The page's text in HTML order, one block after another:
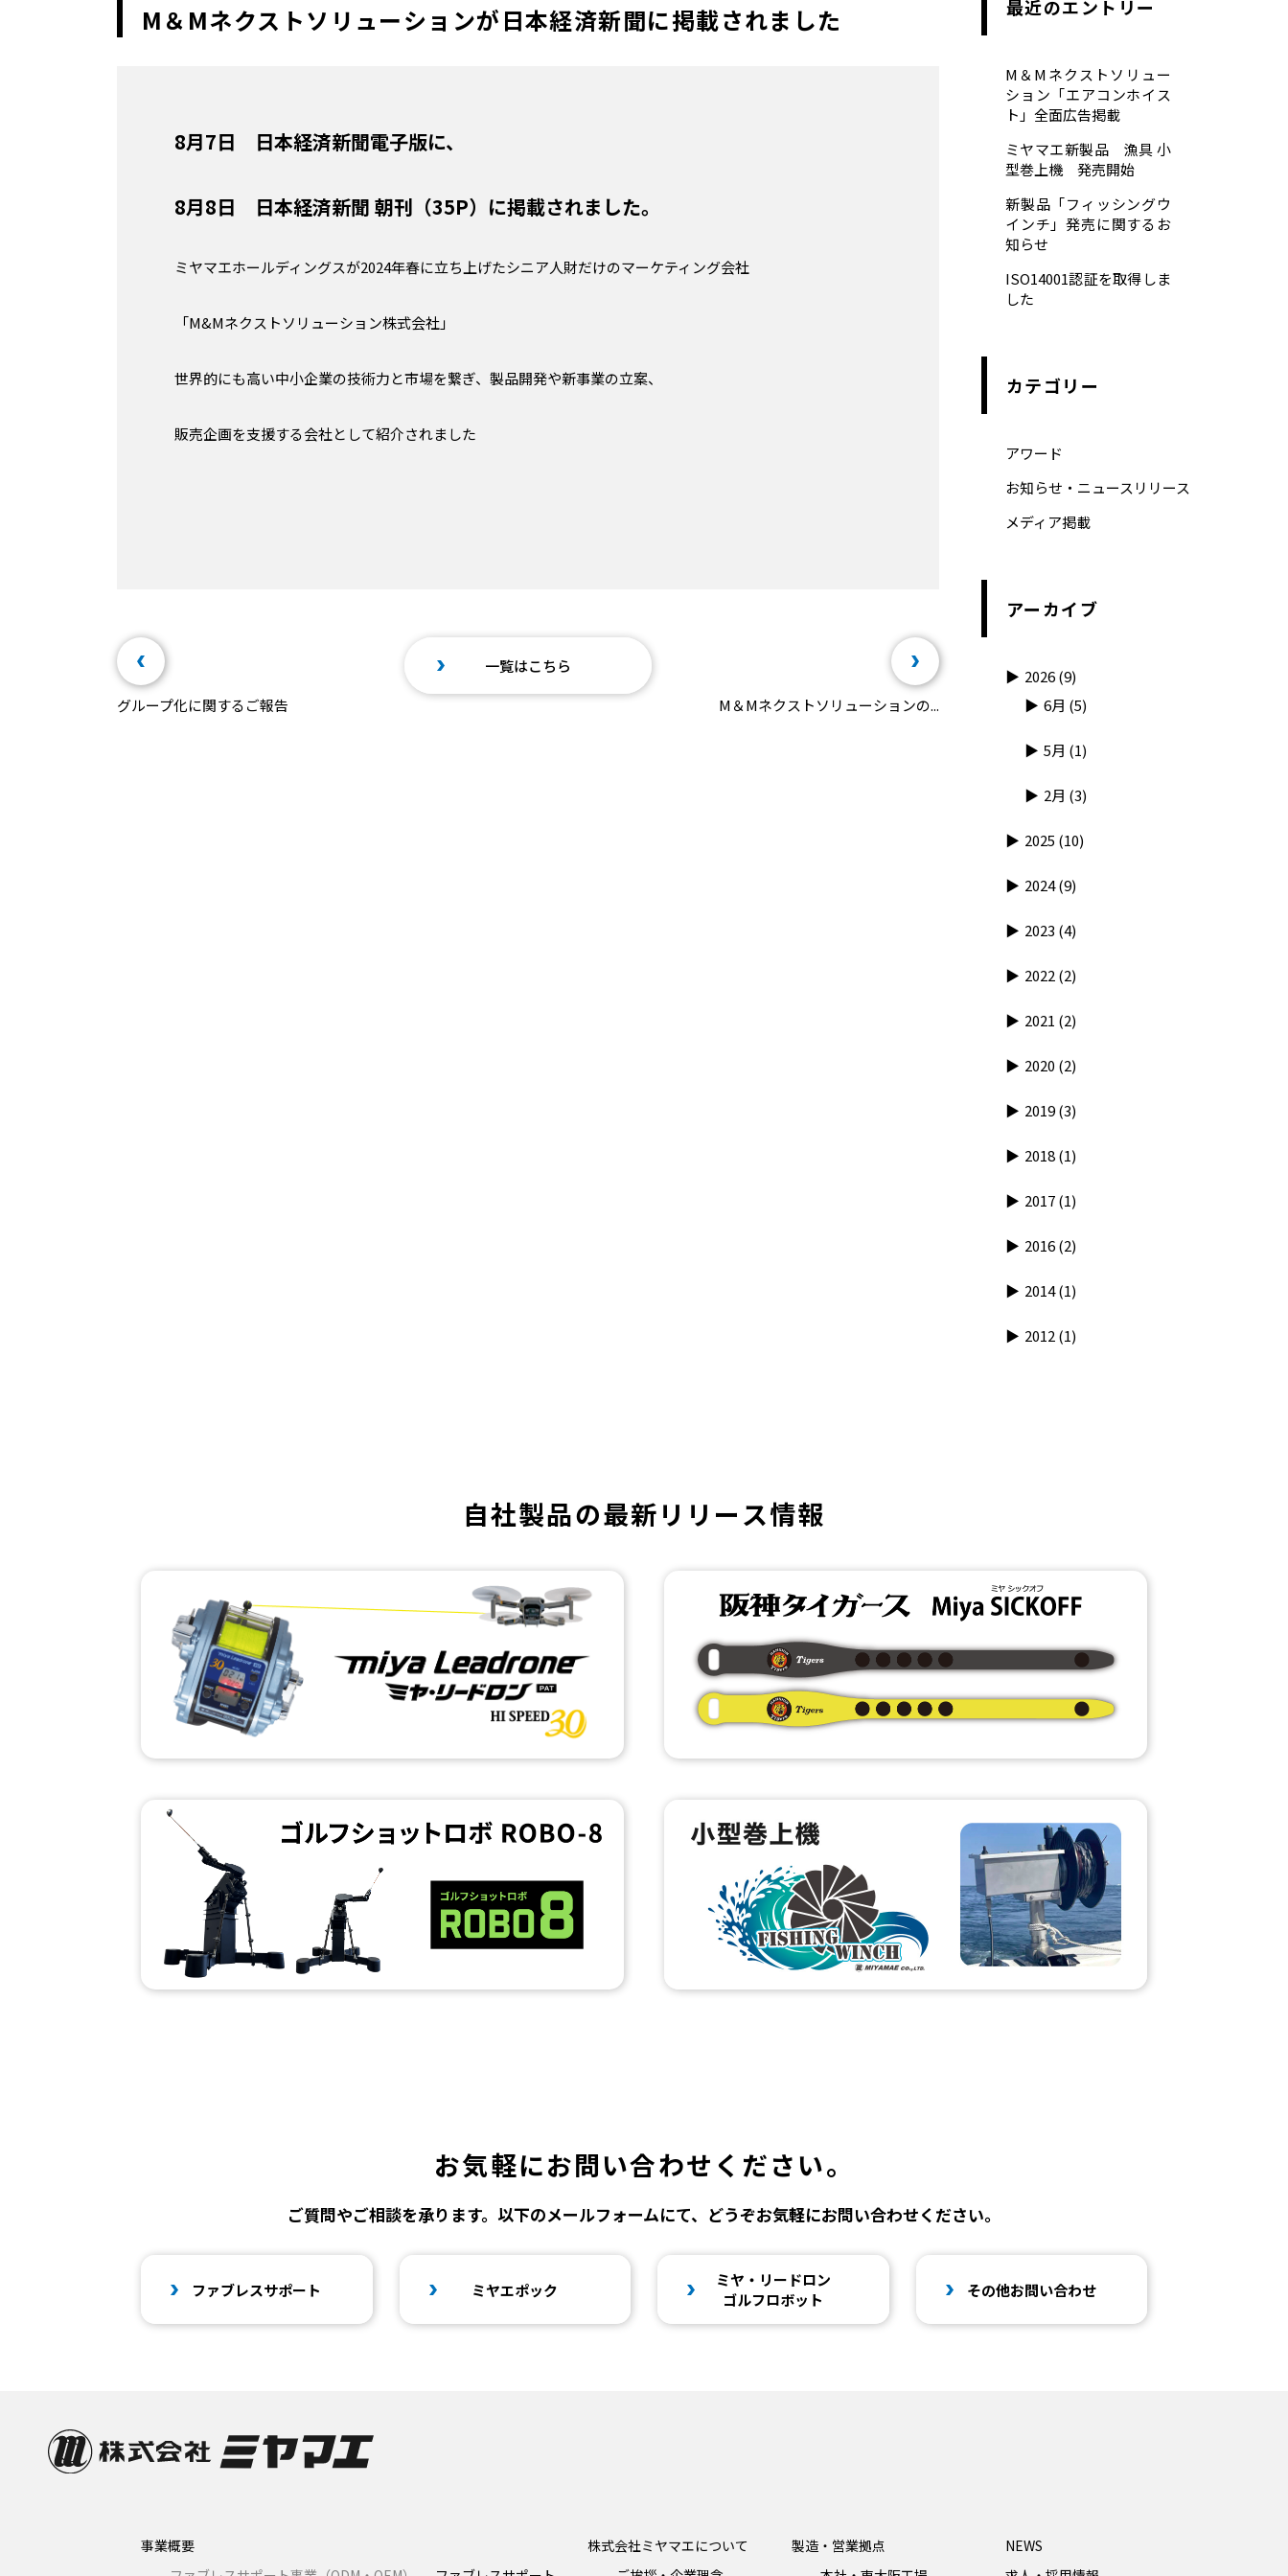
M＆Mネクストソリューションが日本経済新聞に掲載されました
8月7日 日本経済新聞電子版に、
8月8日 日本経済新聞 朝刊（35P）に掲載されました。
ミヤマエホールディングスが2024年春に立ち上げたシニア人財だけのマーケティング会社
「M&Mネクストソリューション株式会社」
世界的にも高い中小企業の技術力と市場を繋ぎ、製品開発や新事業の立案、
販売企画を支援する会社として紹介されました
グループ化に関するご報告
一覧はこちら
M＆Mネクストソリューションの...
最近のエントリー
M＆Mネクストソリュー
ション「エアコンホイス
ト」全面広告掲載
ミヤマエ新製品 漁具 小
型巻上機 発売開始
新製品「フィッシングウ
インチ」発売に関するお
知らせ
ISO14001認証を取得しま
した
カテゴリー
アワード
お知らせ・ニュースリリース
メディア掲載
アーカイブ
2026(9)
6月 (5)
5月 (1)
2月 (3)
2025 (10)
2024(9)
2023 (4)
2022(2)
2021 (2)
2020 (2)
2019(3)
2018(1)
2017(1)
2016(2)
2014(1)
2012(1)
自社製品の最新リリース情報
お気軽にお問い合わせください。
ご質問やご相談を承ります。以下のメールフォームにて、どうぞお気軽にお問い合わせください。
ファブレスサポート ミヤエポック
ミヤ・リードロン
ゴルフロボット
その他お問い合わせ
事業概要
株式会社ミヤマエについて
製造・営業拠点
NEWS